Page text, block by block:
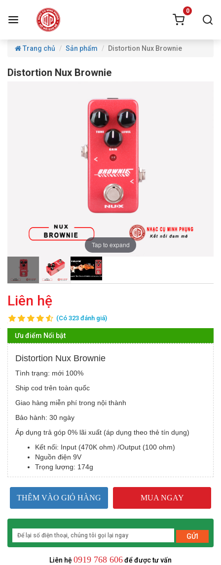
0
Trang chủ Sản phẩm Distortion Nux Brownie
Distortion Nux Brownie
Tap to expand
Liên hệ
(Có 323 đánh giá)
Ưu điểm Nổi bật
Distortion Nux Brownie
Tình trạng: mới 100%
Ship cod trên toàn quốc
Giao hàng miễn phí trong nội thành
Bảo hành: 30 ngày
Áp dụng trả góp 0% lãi xuất (áp dụng theo thẻ tín dụng)
Kết nối: Input (470K ohm) /Output (100 ohm)
Nguồn điện 9V
Trọng lượng: 174g
THÊM VÀO GIỎ HÀNG MUA NGAY
GỬI
Liên hệ 0919 768 606để được tư vấn